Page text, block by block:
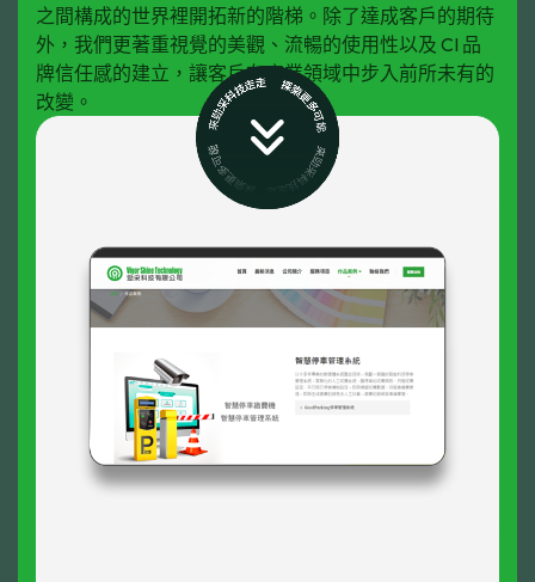
之間構成的世界裡開拓新的階梯。除了達成客戶的期待
外，我們更著重視覺的美觀、流暢的使用性以及 CI 品
牌信任感的建立，讓客戶在產業領域中步入前所未有的
改變。